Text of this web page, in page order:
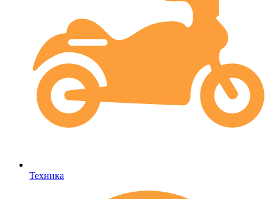
Техника